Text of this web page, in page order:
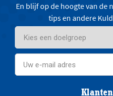
En blijf op de hoogte van de
tips en andere